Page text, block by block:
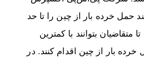
حمل خرده بار از چین را تا حد
متقاضیان بتوانند با کمترین
بار از چین اقدام کنند. در